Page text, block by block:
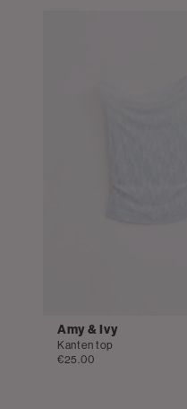
Amy & Ivy
Kanten top
€25.00